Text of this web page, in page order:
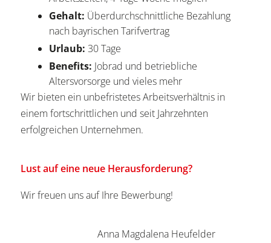
Gehalt: Überdurchschnittliche Bezahlung
nach bayrischen Tarifvertrag
Urlaub: 30 Tage
Benefits: Jobrad und betriebliche
Altersvorsorge und vieles mehr
Wir bieten ein unbefristetes Arbeitsverhältnis in
einem fortschrittlichen und seit Jahrzehnten
erfolgreichen Unternehmen.
Lust auf eine neue Herausforderung?
Wir freuen uns auf Ihre Bewerbung!
Anna Magdalena Heufelder